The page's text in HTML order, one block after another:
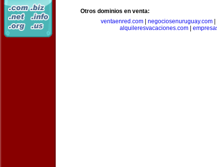
Otros dominios en venta:
ventaenred.com
negociosenuruguay.com
alquileresvacaciones.com|